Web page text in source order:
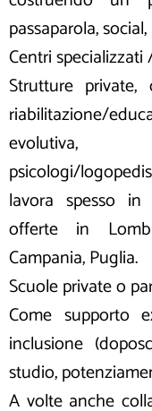
passaparola,
Centri specializzati
Strutture
riabilitazione/
psicologi/
lavora spesso in
offerte in
Campania, Puglia.
Scuole private o
Come supporto
inclusione
studio,
A volte anche